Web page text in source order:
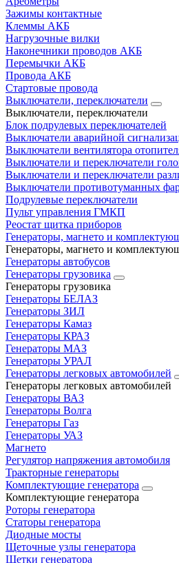
Зажимы контактные
Клеммы АКБ
Нагрузочные вилки
Наконечники проводов АКБ
Перемычки АКБ
Провода АКБ
Стартовые провода
Выключатели, переключатели
Выключатели, переключатели
Блок подрулевых переключателей
Выключатели аварийной
Выключатели вентилятора
Выключатели и переключатели
Выключатели и переключатели
Выключатели противотуманных
Подрулевые переключатели
Пульт управления ГМКП
Реостат щитка приборов
Генераторы, магнето и
Генераторы, магнето и
Генераторы автобусов
Генераторы грузовика
Генераторы грузовика
Генераторы БЕЛАЗ
Генераторы ЗИЛ
Генераторы Камаз
Генераторы КРАЗ
Генераторы МАЗ
Генераторы УРАЛ
Генераторы легковых автомобилей
Генераторы легковых автомобилей
Генераторы ВАЗ
Генераторы Волга
Генераторы Газ
Генераторы УАЗ
Магнето
Регулятор напряжения автомобиля
Тракторные генераторы
Комплектующие генератора
Комплектующие генератора
Роторы генератора
Статоры генератора
Диодные мосты
Щеточные узлы генератора
Щетки генератора